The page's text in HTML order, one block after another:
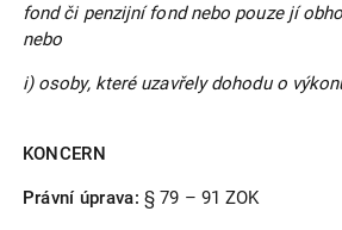
fond či penzijní fond nebo pouze jí
nebo
i) osoby, které uzavřely dohodu o
KONCERN
Právní úprava: § 79 – 91 ZOK